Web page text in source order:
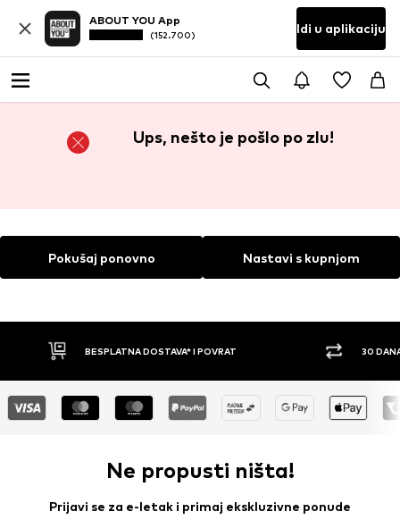
ABOUT YOU App
(152.700) Idi u aplikaciju
Ups, nešto je pošlo po zlu!
Pokušaj ponovno Nastavi s kupnjom
BESPLATNA DOSTAVA* I POVRAT 30
Ne propusti ništa!
Prijavi se za e-letak i primaj ekskluzivne ponude